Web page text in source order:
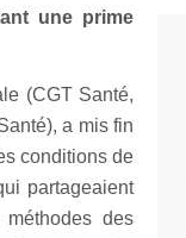
une prime
(CGT Santé,
a mis fin
conditions de
partageaient
des